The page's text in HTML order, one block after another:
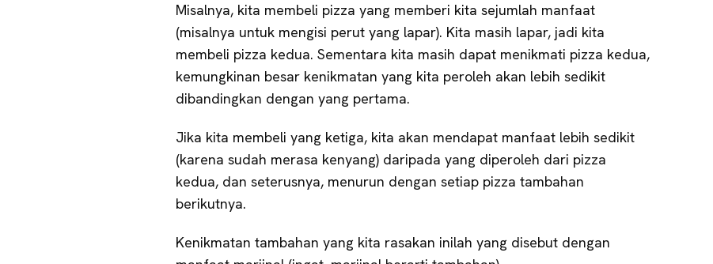
Misalnya, kita membeli pizza yang memberi kita sejumlah manfaat
(misalnya untuk mengisi perut yang lapar). Kita masih lapar, jadi kita
membeli pizza kedua. Sementara kita masih dapat menikmati pizza kedua,
kemungkinan besar kenikmatan yang kita peroleh akan lebih sedikit
dibandingkan dengan yang pertama.
Jika kita membeli yang ketiga, kita akan mendapat manfaat lebih sedikit
(karena sudah merasa kenyang) daripada yang diperoleh dari pizza
kedua, dan seterusnya, menurun dengan setiap pizza tambahan
berikutnya.
Kenikmatan tambahan yang kita rasakan inilah yang disebut dengan